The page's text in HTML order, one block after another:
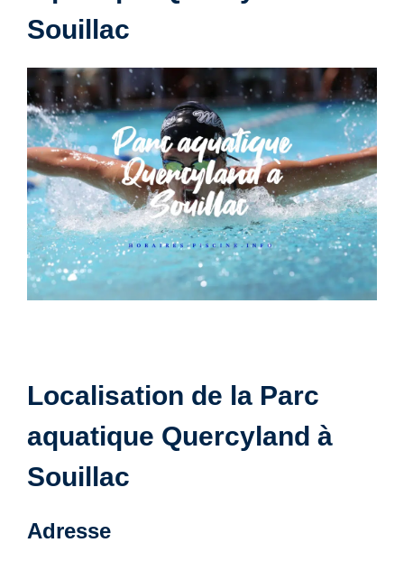
Souillac
Localisation de la Parc
aquatique Quercyland à
Souillac
Adresse